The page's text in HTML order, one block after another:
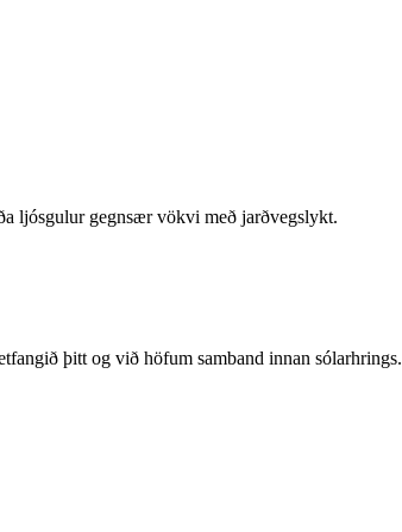
ljósgulur gegnsær vökvi með jarðvegslykt.
þitt og við höfum samband innan sólarhrings.